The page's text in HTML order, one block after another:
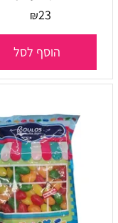
₪23
הוסף לסל